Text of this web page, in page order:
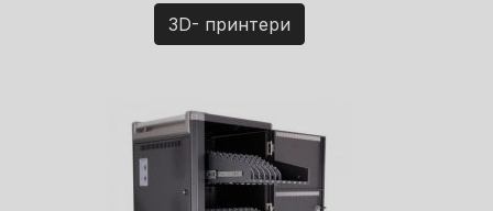
3D- принтери